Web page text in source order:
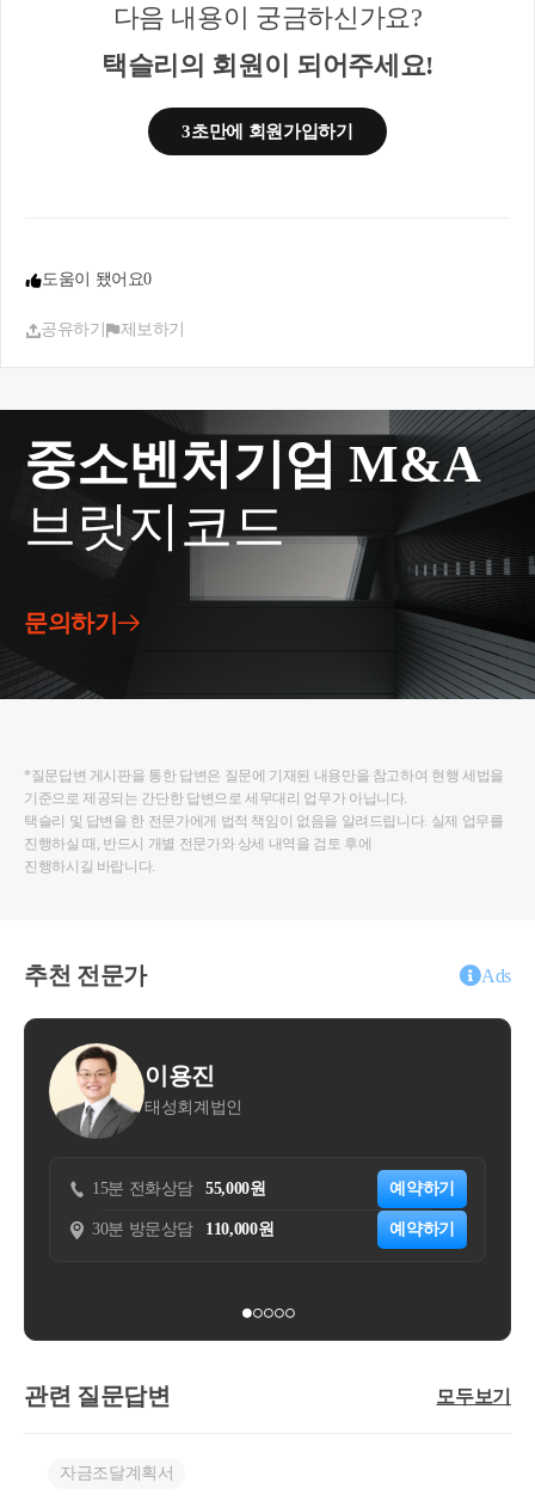
서면-2015-상속증여-2398, 2015.12.18
공동소유자 1인 명의로 대출받아 해당 대출금으로
부동산취득자금에 충당하였으나, 사실상 채무자가
영 중에 있으니, 궁금하신 내용이 있으면 블로그
https://blog.naver.com/hyekeong
니다. 보다 더 자세한 내용은 hyekeong@naver.com 또
는 010-4012-0152 최혜경 세무사로 연락 주시면 답변
다음 내용이 궁금하신가요?
택슬리의 회원이 되어주세요!
3초만에 회원가입하기
도움이 됐어요0
공유하기 제보하기
중소벤처기업 M&A
브릿지코드
문의하기
*질문답변 게시판을 통한 답변은 질문에 기재된 내용만을 참고하여 현행 세법을
기준으로 제공되는 간단한 답변으로 세무대리 업무가 아닙니다.
택슬리 및 답변을 한 전문가에게 법적 책임이 없음을 알려드립니다. 실제 업무를
진행하실 때, 반드시 개별 전문가와 상세 내역을 검토 후에
진행하시길 바랍니다.
추천 전문가 Ads
이용진
태성회계법인
분 전화상담 55,000원
분 방문상담 110,000원
관련 질문답변 모두보기
자금조달계획서